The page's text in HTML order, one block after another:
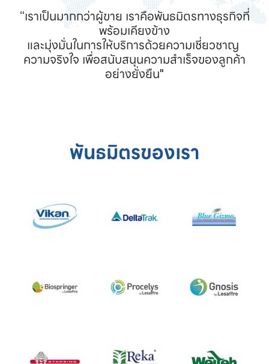
“เราเป็นมากกว่าผู้ขาย เราคือพันธมิตรทางธุรกิจที่
พร้อมเคียงข้าง
และมุ่งมั่นในการให้บริการด้วยความเชี่ยวชาญ
ความจริงใจ เพื่อสนับสนุนความสำเร็จของลูกค้า
อย่างยั่งยืน"
พันธมิตรของเรา